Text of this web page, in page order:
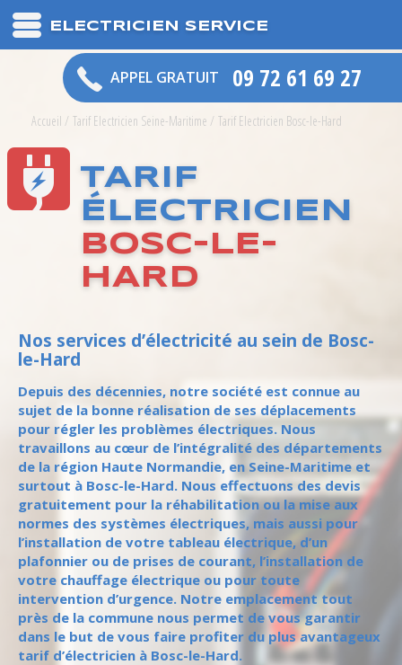
ELECTRICIEN SERVICE
APPEL GRATUIT 09 72 61 69 27
Accueil / Tarif Electricien Seine-Maritime / Tarif Electricien Bosc-le-Hard
TARIF
ÉLECTRICIEN
BOSC-LE-
HARD
Nos services d’électricité au sein de Bosc-
le-Hard
Depuis des décennies, notre société est connue au
sujet de la bonne réalisation de ses déplacements
pour régler les problèmes électriques. Nous
travaillons au cœur de l’intégralité des départements
de la région Haute Normandie, en Seine-Maritime et
surtout à Bosc-le-Hard. Nous effectuons des devis
gratuitement pour la réhabilitation ou la mise aux
normes des systèmes électriques, mais aussi pour
l’installation de votre tableau électrique, d’un
plafonnier ou de prises de courant, l’installation de
votre chauffage électrique ou pour toute
intervention d’urgence. Notre emplacement tout
près de la commune nous permet de vous garantir
dans le but de vous faire profiter du plus avantageux
tarif d’électricien à Bosc-le-Hard.